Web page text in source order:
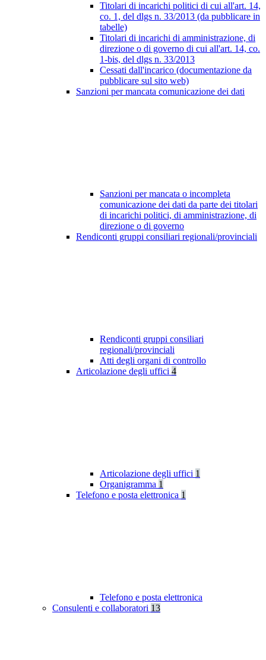
Titolari di incarichi politici di cui all'art. 14,
co. 1, del dlgs n. 33/2013 (da pubblicare in
tabelle)
Titolari di incarichi di amministrazione, di
direzione o di governo di cui all'art. 14, co.
1-bis, del dlgs n. 33/2013
Cessati dall'incarico (documentazione da
pubblicare sul sito web)
Sanzioni per mancata comunicazione dei dati
Sanzioni per mancata o incompleta
comunicazione dei dati da parte dei titolari
di incarichi politici, di amministrazione, di
direzione o di governo
Rendiconti gruppi consiliari regionali/provinciali
Rendiconti gruppi consiliari
regionali/provinciali
Atti degli organi di controllo
Articolazione degli uffici 4
Articolazione degli uffici 1
Organigramma 1
Telefono e posta elettronica 1
Telefono e posta elettronica
Consulenti e collaboratori 13